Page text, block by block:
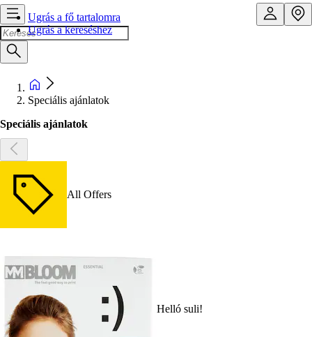
Ugrás a fő tartalomra
Ugrás a kereséshez
Speciális ajánlatok
Speciális ajánlatok
All Offers
Helló suli!